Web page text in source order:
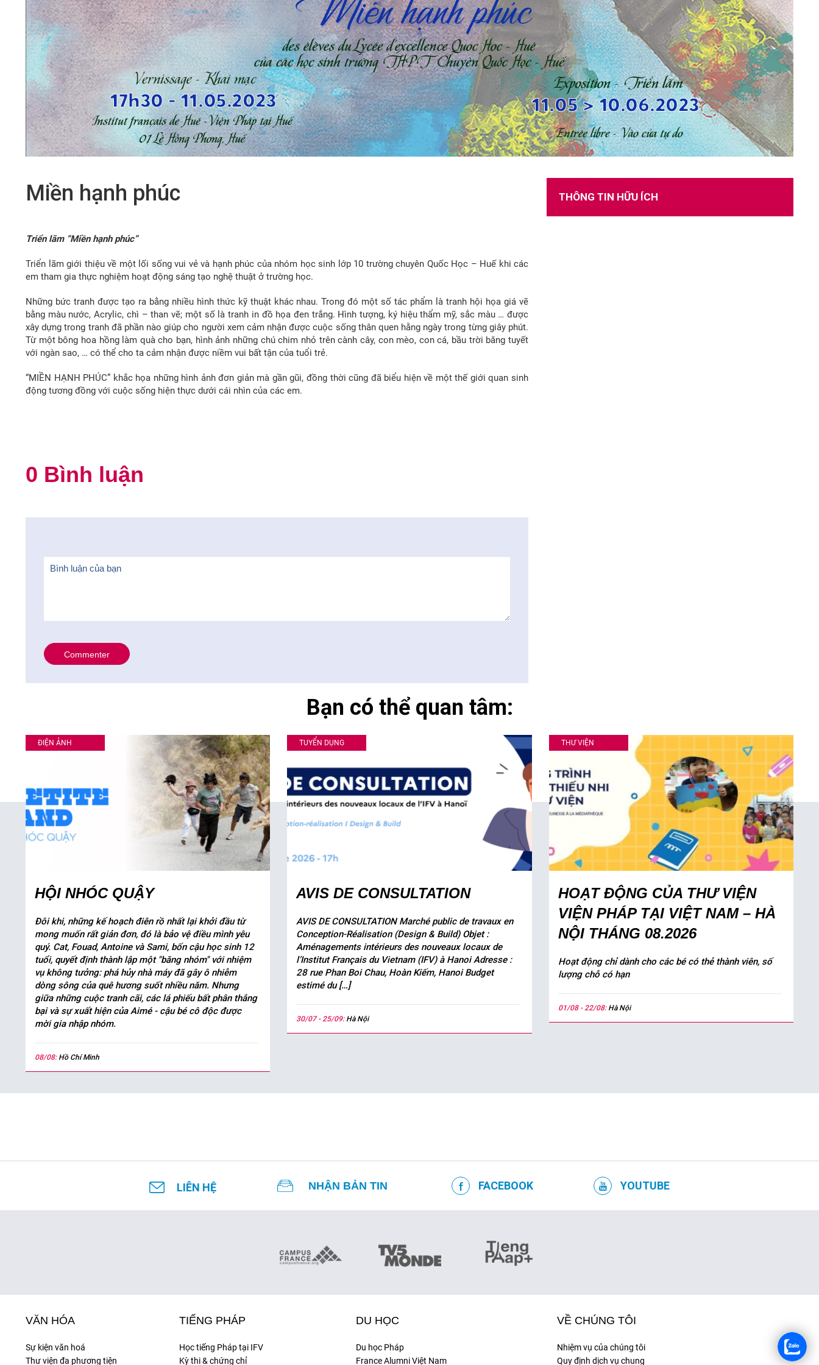
TUYỂN DỤNG
Miền hạnh phúc
Triển lãm “Miền hạnh phúc”
Triển lãm giới thiệu về một lối sống vui vẻ và hạnh phúc của nhóm học sinh lớp 10 trường chuyên Quốc Học – Huế khi các
em tham gia thực nghiệm hoạt động sáng tạo nghệ thuật ở trường học.
Những bức tranh được tạo ra bằng nhiều hình thức kỹ thuật khác nhau. Trong đó một số tác phẩm là tranh hội họa giá vẽ
bằng màu nước, Acrylic, chì – than vẽ; một số là tranh in đồ họa đen trắng. Hình tượng, ký hiệu thẩm mỹ, sắc màu … được
xây dựng trong tranh đã phần nào giúp cho người xem cảm nhận được cuộc sống thân quen hằng ngày trong từng giây phút.
Từ một bông hoa hồng làm quà cho bạn, hình ảnh những chú chim nhỏ trên cành cây, con mèo, con cá, bầu trời băng tuyết
với ngàn sao, … có thể cho ta cảm nhận được niềm vui bất tận của tuổi trẻ.
“MIỀN HẠNH PHÚC” khắc họa những hình ảnh đơn giản mà gần gũi, đồng thời cũng đã biểu hiện về một thế giới quan sinh
động tương đồng với cuộc sống hiện thực dưới cái nhìn của các em.
0 Bình luận
THÔNG TIN HỮU ÍCH
Bạn có thể quan tâm:
ĐIỆN ẢNH
HỘI NHÓC QUẬY
Đôi khi, những kế hoạch điên rồ nhất lại khởi đầu từ
mong muốn rất giản đơn, đó là bảo vệ điều mình yêu
quý. Cat, Fouad, Antoine và Sami, bốn cậu học sinh 12
tuổi, quyết định thành lập một "băng nhóm" với nhiệm
vụ không tưởng: phá hủy nhà máy đã gây ô nhiễm
dòng sông của quê hương suốt nhiều năm. Nhưng
giữa những cuộc tranh cãi, các lá phiếu bất phân thắng
bại và sự xuất hiện của Aimé - cậu bé cô độc được
mời gia nhập nhóm.
08/08: Hồ Chí Minh
TUYỂN DỤNG
AVIS DE CONSULTATION
AVIS DE CONSULTATION Marché public de travaux en
Conception-Réalisation (Design & Build) Objet :
Aménagements intérieurs des nouveaux locaux de
l’Institut Français du Vietnam (IFV) à Hanoi Adresse :
28 rue Phan Boi Chau, Hoàn Kiếm, Hanoi Budget
estimé du […]
30/07 - 25/09: Hà Nội
THƯ VIỆN
HOẠT ĐỘNG CỦA THƯ VIỆN
VIỆN PHÁP TẠI VIỆT NAM – HÀ
NỘI THÁNG 08.2026
Hoạt động chỉ dành cho các bé có thẻ thành viên, số
lượng chỗ có hạn
01/08 - 22/08: Hà Nội
LIÊN HỆ NHẬN BẢN TIN FACEBOOK YOUTUBE
VĂN HÓA
Sự kiện văn hoá
Thư viện đa phương tiện
TIẾNG PHÁP
Học tiếng Pháp tại IFV
Kỳ thi & chứng chỉ
DU HỌC
Du học Pháp
France Alumni Việt Nam
VỀ CHÚNG TÔI
Nhiệm vụ của chúng tôi
Quy định dịch vụ chung